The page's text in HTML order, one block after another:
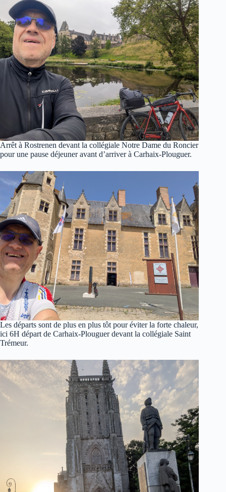
Arrêt à Rostrenen devant la collégiale Notre Dame du Roncier
pour une pause déjeuner avant d’arriver à Carhaix-Plouguer.
Les départs sont de plus en plus tôt pour éviter la forte chaleur,
ici 6H départ de Carhaix-Plouguer devant la collégiale Saint
Trémeur.